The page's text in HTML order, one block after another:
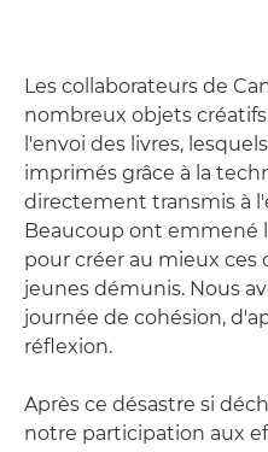
Les collaborateurs de
nombreux objets
l'envoi des livres,
imprimés grâce à la
directement transmis à
Beaucoup ont emmené
pour créer au mieux ces
jeunes démunis. Nous
journée de cohésion,
réflexion.
Après ce désastre si
notre participation aux